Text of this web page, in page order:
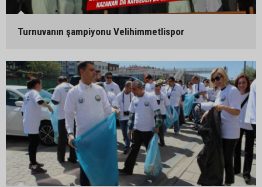
Turnuvanın şampiyonu Velihimmetlispor